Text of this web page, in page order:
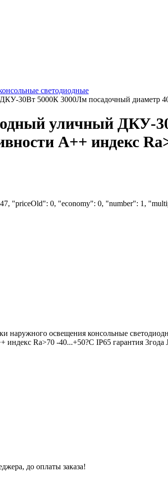
светодиодные
30Вт 5000К 3000Лм посадочный диаметр
уличный ДКУ-
A++ индекс
"priceOld": 0, "economy": 0, "number": 1,
наружного освещения консольные
индекс Ra>70 -40...+50?C IP65 гарантия
до оплаты заказа!